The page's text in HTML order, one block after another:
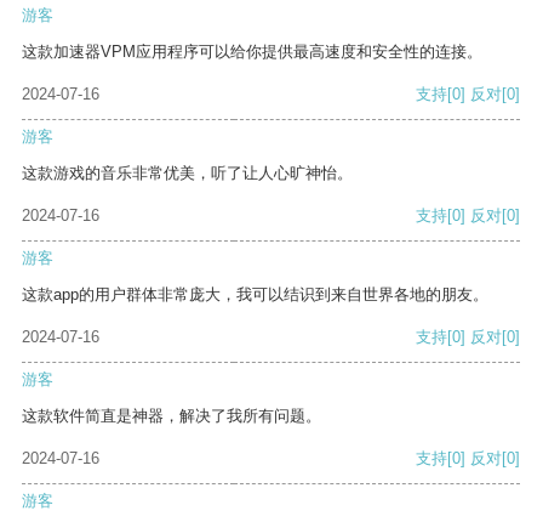
游客
这款加速器VPM应用程序可以给你提供最高速度和安全性的连接。
2024-07-16 支持[0] 反对[0]
游客
这款游戏的音乐非常优美，听了让人心旷神怡。
2024-07-16 支持[0] 反对[0]
游客
这款app的用户群体非常庞大，我可以结识到来自世界各地的朋友。
2024-07-16 支持[0] 反对[0]
游客
这款软件简直是神器，解决了我所有问题。
2024-07-16 支持[0] 反对[0]
游客